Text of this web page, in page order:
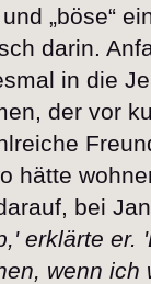
und „böse“
darin.
in die
der vor
hätte
bei
erklärte er.
wenn ich